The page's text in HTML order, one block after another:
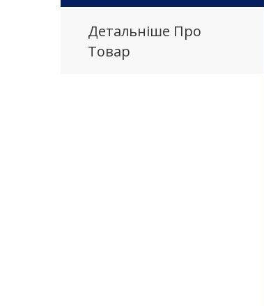
Детальніше Про
Товар